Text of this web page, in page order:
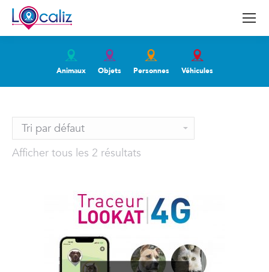
Animaux Objets Personnes Véhicules
Afficher tous les 2 résultats